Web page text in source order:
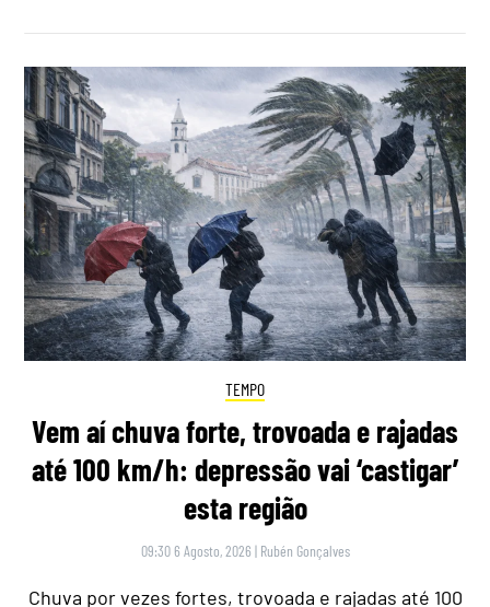
TEMPO
Vem aí chuva forte, trovoada e rajadas
até 100 km/h: depressão vai ‘castigar’
esta região
09:30 6 Agosto, 2026 | Rubén Gonçalves
Chuva por vezes fortes, trovoada e rajadas até 100